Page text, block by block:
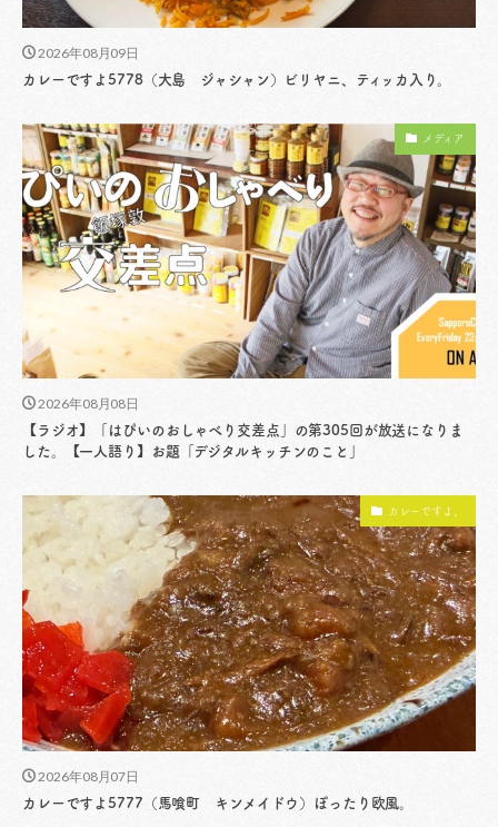
2026年08月09日
カレーですよ5778（大島 ジャシャン）ビリヤニ、ティッカ入り。
メディア
2026年08月08日
【ラジオ】「はぴいのおしゃべり交差点」の第305回が放送になりま
した。【一人語り】お題「デジタルキッチンのこと」
カレーですよ。
2026年08月07日
カレーですよ5777（馬喰町 キンメイドウ）ぽったり欧風。